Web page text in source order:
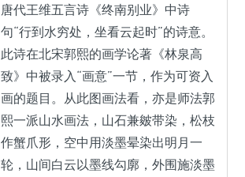
唐代王维五言诗《终南别业》中诗
句“行到水穷处，坐看云起时”的诗意。
此诗在北宋郭熙的画学论著《林泉高
致》中被录入“画意”一节，作为可资入
画的题目。从此图画法看，亦是师法郭
熙一派山水画法，山石兼皴带染，松枝
作蟹爪形，空中用淡墨晕染出明月一
轮，山间白云以墨线勾廓，外围施淡墨